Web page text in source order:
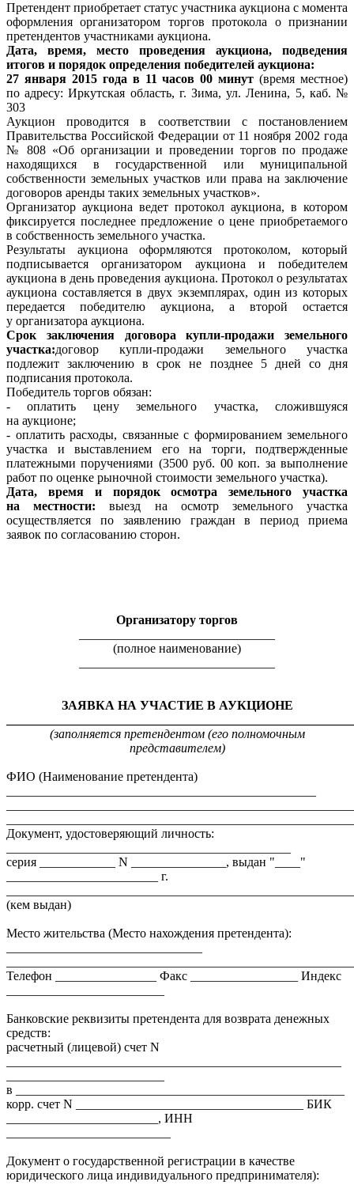
Претендент приобретает статус участника аукциона с момента
оформления организатором торгов протокола о признании
претендентов участниками аукциона.
Дата, время, место проведения аукциона, подведения
итогов и порядок определения победителей аукциона:
27 января 2015 года в 11 часов 00 минут (время местное)
по адресу: Иркутская область, г. Зима, ул. Ленина, 5, каб. №
303
Аукцион проводится в соответствии с постановлением
Правительства Российской Федерации от 11 ноября 2002 года
№ 808 «Об организации и проведении торгов по продаже
находящихся в государственной или муниципальной
собственности земельных участков или права на заключение
договоров аренды таких земельных участков».
Организатор аукциона ведет протокол аукциона, в котором
фиксируется последнее предложение о цене приобретаемого
в собственность земельного участка.
Результаты аукциона оформляются протоколом, который
подписывается организатором аукциона и победителем
аукциона в день проведения аукциона. Протокол о результатах
аукциона составляется в двух экземплярах, один из которых
передается победителю аукциона, а второй остается
у организатора аукциона.
Срок заключения договора купли-продажи земельного
участка:договор купли-продажи земельного участка
подлежит заключению в срок не позднее 5 дней со дня
подписания протокола.
Победитель торгов обязан:
- оплатить цену земельного участка, сложившуяся
на аукционе;
- оплатить расходы, связанные с формированием земельного
участка и выставлением его на торги, подтвержденные
платежными поручениями (3500 руб. 00 коп. за выполнение
работ по оценке рыночной стоимости земельного участка).
Дата, время и порядок осмотра земельного участка
на местности: выезд на осмотр земельного участка
осуществляется по заявлению граждан в период приема
заявок по согласованию сторон.
Организатору торгов
(полное наименование)
ЗАЯВКА НА УЧАСТИЕ В АУКЦИОНЕ
(заполняется претендентом (его полномочным
представителем)
ФИО (Наименование претендента)
Документ, удостоверяющий личность:
серия ____________ N _______________, выдан "____"
________________________ г.
(кем выдан)
Место жительства (Место нахождения претендента):
Телефон ________________ Факс _________________ Индекс
Банковские реквизиты претендента для возврата денежных
средств:
расчетный (лицевой) счет N
в ____________________________________________________
корр. счет N ____________________________________ БИК
________________________, ИНН
Документ о государственной регистрации в качестве
юридического лица индивидуального предпринимателя):